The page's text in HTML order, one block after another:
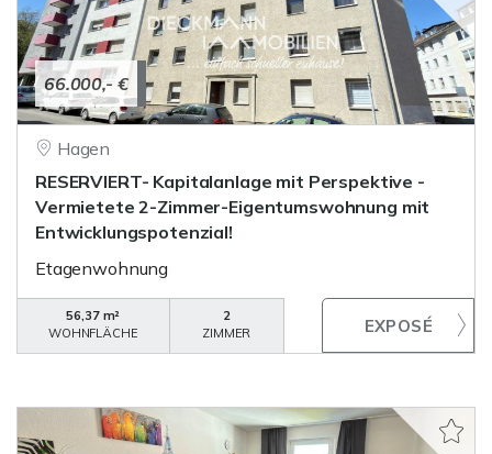
66.000,- €
Hagen
RESERVIERT- Kapitalanlage mit Perspektive -
Vermietete 2-Zimmer-Eigentumswohnung mit
Entwicklungspotenzial!
Etagenwohnung
56,37 m²
WOHNFLÄCHE
2
ZIMMER